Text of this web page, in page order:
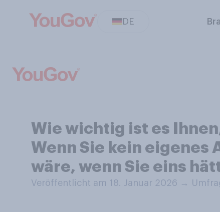
DE
Wie wichtig ist es
Wenn Sie kein eigenes
wäre, wenn Sie eins
Veröffentlicht am 18. Januar 2026 →